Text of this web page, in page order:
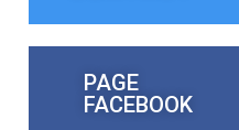
PAGE
FACEBOOK